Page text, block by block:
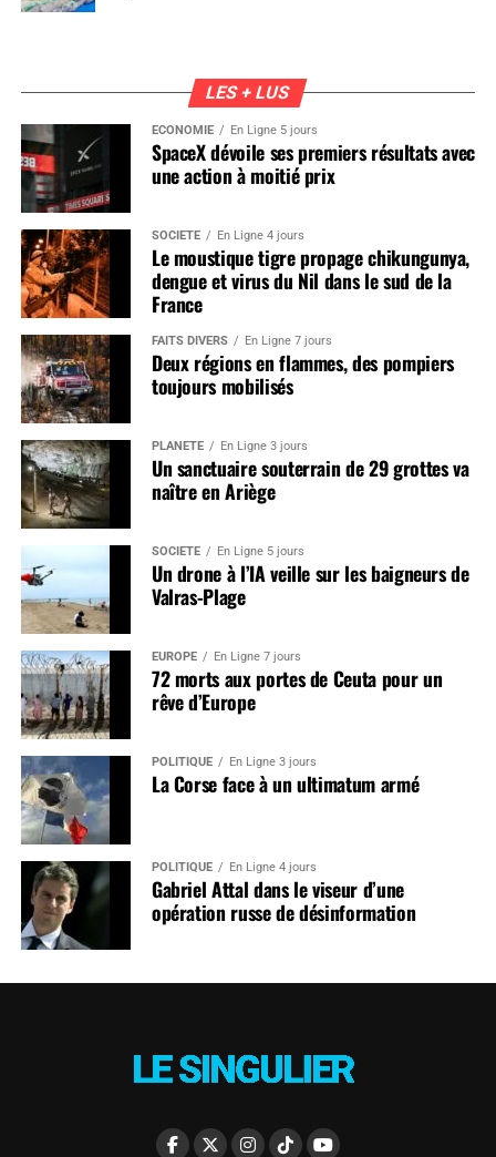
LES + LUS
ÉCONOMIE En Ligne 5 jours
SpaceX dévoile ses premiers résultats avec
une action à moitié prix
SOCIÉTÉ En Ligne 4 jours
Le moustique tigre propage chikungunya,
dengue et virus du Nil dans le sud de la
France
FAITS DIVERS En Ligne 7 jours
Deux régions en flammes, des pompiers
toujours mobilisés
PLANÈTE En Ligne 3 jours
Un sanctuaire souterrain de 29 grottes va
naître en Ariège
SOCIÉTÉ En Ligne 5 jours
Un drone à l’IA veille sur les baigneurs de
Valras-Plage
EUROPE En Ligne 7 jours
72 morts aux portes de Ceuta pour un
rêve d’Europe
POLITIQUE En Ligne 3 jours
La Corse face à un ultimatum armé
POLITIQUE En Ligne 4 jours
Gabriel Attal dans le viseur d’une
opération russe de désinformation